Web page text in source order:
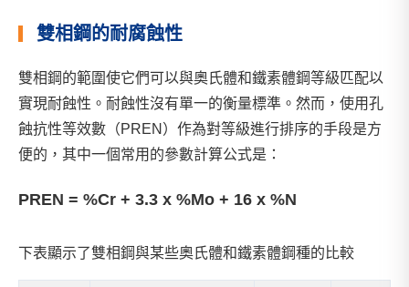
雙相鋼的耐腐蝕性
雙相鋼的範圍使它們可以與奧氏體和鐵素體鋼等級匹配以
實現耐蝕性。耐蝕性沒有單一的衡量標準。然而，使用孔
蝕抗性等效數（PREN）作為對等級進行排序的手段是方
便的，其中一個常用的參數計算公式是：
PREN = %Cr + 3.3 x %Mo + 16 x %N
下表顯示了雙相鋼與某些奧氏體和鐵素體鋼種的比較